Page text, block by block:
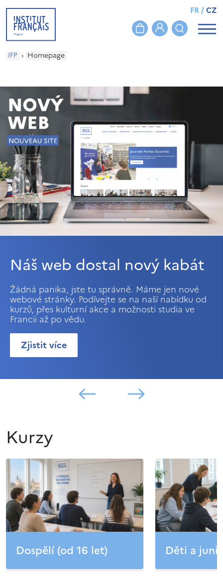
FR/CZ
IFP › Homepage
Náš web dostal nový kabát
Žádná panika, jste tu správně. Máme jen nové
webové stránky. Podívejte se na naší nabídku od
kurzů, přes kulturní akce a možnosti studia ve
Francii až po vědu.
Zjistit více
Kurzy
Dospělí (od 16 let) Děti a